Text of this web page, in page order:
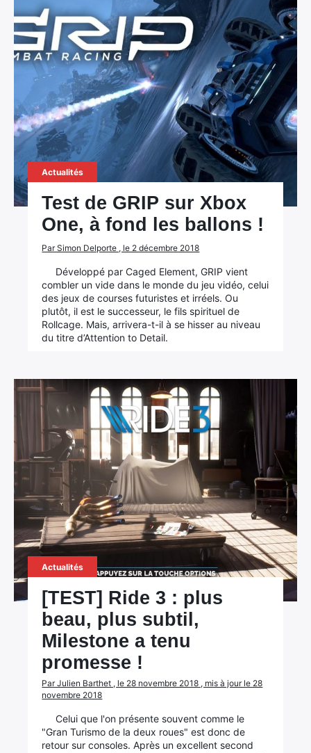
Actualités
Test de GRIP sur Xbox
One, à fond les ballons !
Par Simon Delporte , le 2 décembre 2018
Développé par Caged Element, GRIP vient
combler un vide dans le monde du jeu vidéo, celui
des jeux de courses futuristes et irréels. Ou
plutôt, il est le successeur, le fils spirituel de
Rollcage. Mais, arrivera-t-il à se hisser au niveau
du titre d’Attention to Detail.
Actualités
[TEST] Ride 3 : plus
beau, plus subtil,
Milestone a tenu
promesse !
Par Julien Barthet , le 28 novembre 2018 , mis à jour le 28
novembre 2018
Celui que l'on présente souvent comme le
"Gran Turismo de la deux roues" est donc de
retour sur consoles. Après un excellent second